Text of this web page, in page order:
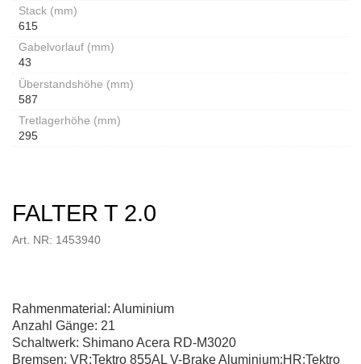
Stack (mm)
615
Gabelvorlauf (mm)
43
Überstandshöhe (mm)
587
Tretlagerhöhe (mm)
295
FALTER T 2.0
Art. NR: 1453940
Rahmenmaterial: Aluminium
Anzahl Gänge: 21
Schaltwerk: Shimano Acera RD-M3020
Bremsen: VR:Tektro 855AL V-Brake Aluminium;HR:Tektro